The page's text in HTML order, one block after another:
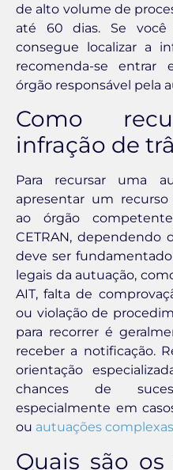
de alto volume de
até 60 dias. Se
consegue localizar a
recomenda-se
órgão responsável pela
Como
infração de
Para recursar uma
apresentar um
ao órgão
CETRAN, dependendo
deve ser
legais da autuação,
AIT, falta de
ou violação de
para recorrer é
receber a notificação.
orientação
chances de
especialmente em
ou autuações complexas
Quais são os